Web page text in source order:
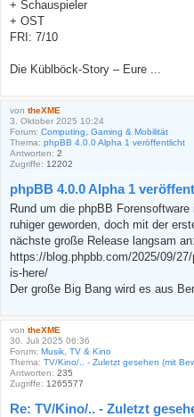
+ Schauspieler
+ OST
FRI: 7/10
Die Küblböck-Story – Eure ...
von theXME
3. Oktober 2025 10:24
Forum: Computing, Gaming & Mobilität
Thema: phpBB 4.0.0 Alpha 1 veröffentlicht
Antworten: 2
Zugriffe: 12202
phpBB 4.0.0 Alpha 1
Rund um die phpBB
ruhiger geworden, doch mit der
nächste große Release langsam an:
https://blog.phpbb.com/2025/09/
is-here/
Der große Big Bang wird es aus
von theXME
30. Juli 2025 06:36
Forum: Musik, TV & Kino
Thema: TV/Kino/.. - Zuletzt gesehen (mit
Antworten: 235
Zugriffe: 1265577
Re: TV/Kino/.. - Zuletzt